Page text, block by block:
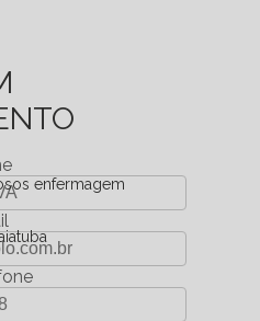
enfermagem